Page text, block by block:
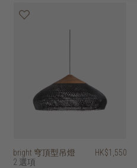
bright 穹頂型吊燈
2 選項
HK$1,550